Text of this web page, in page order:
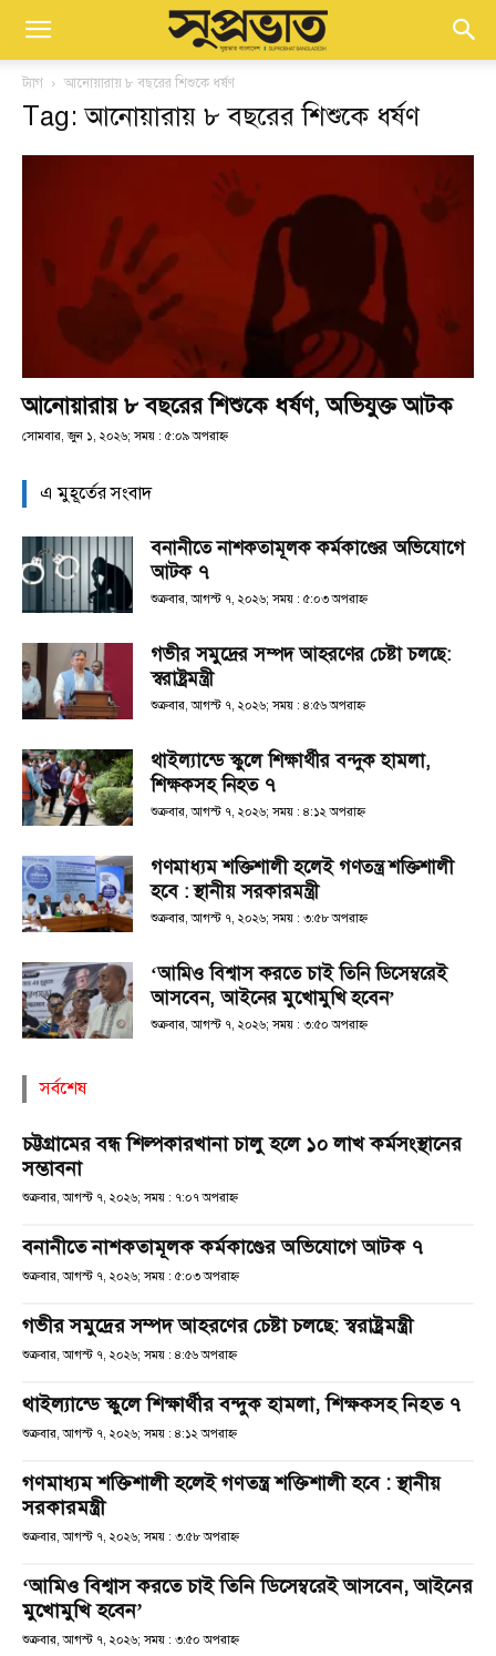
ট্যাগ আনোয়ারায় ৮ বছরের শিশুকে ধর্ষণ
Tag: আনোয়ারায় ৮ বছরের শিশুকে ধর্ষণ
আনোয়ারায় ৮ বছরের শিশুকে ধর্ষণ, অভিযুক্ত আটক
সোমবার, জুন ১, ২০২৬; সময় : ৫:০৯ অপরাহ্ণ
এ মুহূর্তের সংবাদ
বনানীতে নাশকতামূলক কর্মকাণ্ডের অভিযোগে
আটক ৭
শুক্রবার, আগস্ট ৭, ২০২৬; সময় : ৫:০৩ অপরাহ্ণ
গভীর সমুদ্রের সম্পদ আহরণের চেষ্টা চলছে:
স্বরাষ্ট্রমন্ত্রী
শুক্রবার, আগস্ট ৭, ২০২৬; সময় : ৪:৫৬ অপরাহ্ণ
থাইল্যান্ডে স্কুলে শিক্ষার্থীর বন্দুক হামলা,
শিক্ষকসহ নিহত ৭
শুক্রবার, আগস্ট ৭, ২০২৬; সময় : ৪:১২ অপরাহ্ণ
গণমাধ্যম শক্তিশালী হলেই গণতন্ত্র শক্তিশালী
হবে : স্থানীয় সরকারমন্ত্রী
শুক্রবার, আগস্ট ৭, ২০২৬; সময় : ৩:৫৮ অপরাহ্ণ
‘আমিও বিশ্বাস করতে চাই তিনি ডিসেম্বরেই
আসবেন, আইনের মুখোমুখি হবেন’
শুক্রবার, আগস্ট ৭, ২০২৬; সময় : ৩:৫০ অপরাহ্ণ
সর্বশেষ
চট্টগ্রামের বন্ধ শিল্পকারখানা চালু হলে ১০ লাখ কর্মসংস্থানের
সম্ভাবনা
শুক্রবার, আগস্ট ৭, ২০২৬; সময় : ৭:০৭ অপরাহ্ণ
বনানীতে নাশকতামূলক কর্মকাণ্ডের অভিযোগে আটক ৭
শুক্রবার, আগস্ট ৭, ২০২৬; সময় : ৫:০৩ অপরাহ্ণ
গভীর সমুদ্রের সম্পদ আহরণের চেষ্টা চলছে: স্বরাষ্ট্রমন্ত্রী
শুক্রবার, আগস্ট ৭, ২০২৬; সময় : ৪:৫৬ অপরাহ্ণ
থাইল্যান্ডে স্কুলে শিক্ষার্থীর বন্দুক হামলা, শিক্ষকসহ নিহত ৭
শুক্রবার, আগস্ট ৭, ২০২৬; সময় : ৪:১২ অপরাহ্ণ
গণমাধ্যম শক্তিশালী হলেই গণতন্ত্র শক্তিশালী হবে : স্থানীয়
সরকারমন্ত্রী
শুক্রবার, আগস্ট ৭, ২০২৬; সময় : ৩:৫৮ অপরাহ্ণ
‘আমিও বিশ্বাস করতে চাই তিনি ডিসেম্বরেই আসবেন, আইনের
মুখোমুখি হবেন’
শুক্রবার, আগস্ট ৭, ২০২৬; সময় : ৩:৫০ অপরাহ্ণ